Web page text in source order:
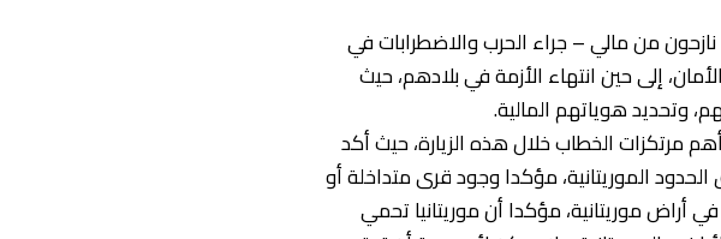
من مالي – جراء الحرب والاضطرابات في
إلى حين انتهاء الأزمة في بلادهم، حيث
وتحديد هوياتهم المالية.
مرتكزات الخطاب خلال هذه الزيارة، حيث أكد
الموريتانية، مؤكدا وجود قرى متداخلة أو
أراض موريتانية، مؤكدا أن موريتانيا تحمي